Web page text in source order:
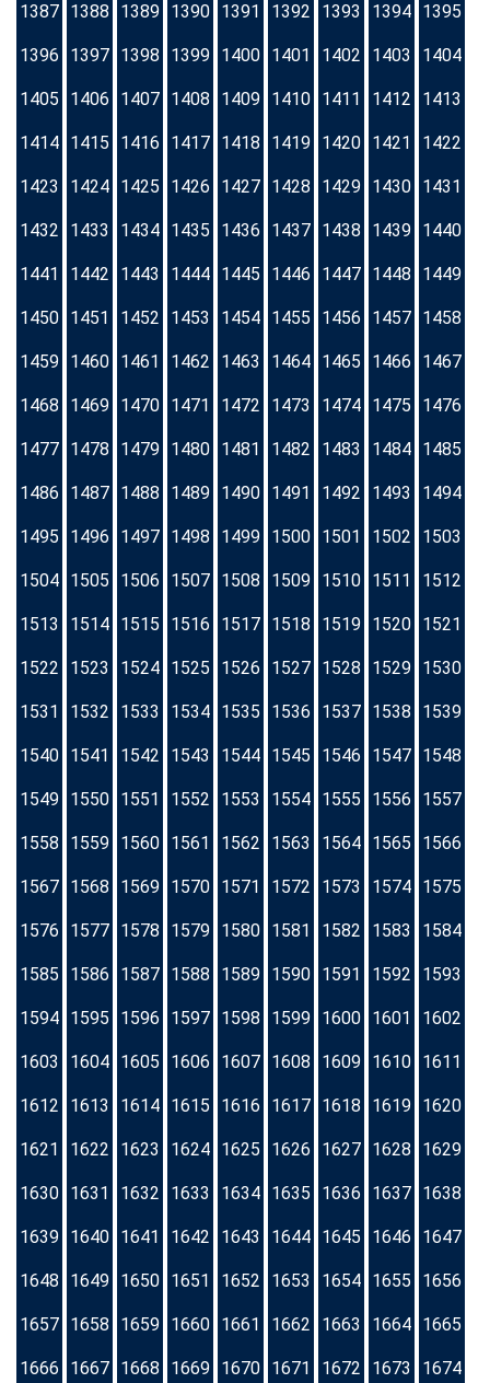
1387 1388 1389 1390 1391 1392 1393 1394 1395
1396 1397 1398 1399 1400 1401 1402 1403 1404
1405 1406 1407 1408 1409 1410 1411 1412 1413
1414 1415 1416 1417 1418 1419 1420 1421 1422
1423 1424 1425 1426 1427 1428 1429 1430 1431
1432 1433 1434 1435 1436 1437 1438 1439 1440
1441 1442 1443 1444 1445 1446 1447 1448 1449
1450 1451 1452 1453 1454 1455 1456 1457 1458
1459 1460 1461 1462 1463 1464 1465 1466 1467
1468 1469 1470 1471 1472 1473 1474 1475 1476
1477 1478 1479 1480 1481 1482 1483 1484 1485
1486 1487 1488 1489 1490 1491 1492 1493 1494
1495 1496 1497 1498 1499 1500 1501 1502 1503
1504 1505 1506 1507 1508 1509 1510 1511 1512
1513 1514 1515 1516 1517 1518 1519 1520 1521
1522 1523 1524 1525 1526 1527 1528 1529 1530
1531 1532 1533 1534 1535 1536 1537 1538 1539
1540 1541 1542 1543 1544 1545 1546 1547 1548
1549 1550 1551 1552 1553 1554 1555 1556 1557
1558 1559 1560 1561 1562 1563 1564 1565 1566
1567 1568 1569 1570 1571 1572 1573 1574 1575
1576 1577 1578 1579 1580 1581 1582 1583 1584
1585 1586 1587 1588 1589 1590 1591 1592 1593
1594 1595 1596 1597 1598 1599 1600 1601 1602
1603 1604 1605 1606 1607 1608 1609 1610 1611
1612 1613 1614 1615 1616 1617 1618 1619 1620
1621 1622 1623 1624 1625 1626 1627 1628 1629
1630 1631 1632 1633 1634 1635 1636 1637 1638
1639 1640 1641 1642 1643 1644 1645 1646 1647
1648 1649 1650 1651 1652 1653 1654 1655 1656
1657 1658 1659 1660 1661 1662 1663 1664 1665
1666 1667 1668 1669 1670 1671 1672 1673 1674